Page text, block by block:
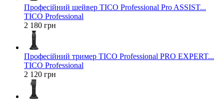
Професійний шейвер TICO Professional Pro ASSIST...
TICO Professional
2 180 грн
Професійний тример TICO Professional PRO EXPERT...
TICO Professional
2 120 грн